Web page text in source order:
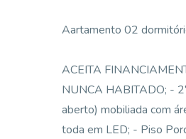
Aartamento 02
ACEITA
NUNCA HABITADO; -
aberto) mobiliada com
toda em LED; - Piso